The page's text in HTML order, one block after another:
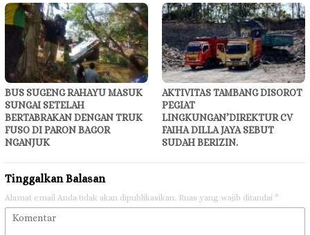
BUS SUGENG RAHAYU MASUK
SUNGAI SETELAH
BERTABRAKAN DENGAN TRUK
FUSO DI PARON BAGOR
NGANJUK
AKTIVITAS TAMBANG DISOROT
PEGIAT
LINGKUNGAN’DIREKTUR CV
FAIHA DILLA JAYA SEBUT
SUDAH BERIZIN.
Tinggalkan Balasan
Alamat email Anda tidak akan dipublikasikan. Ruas yang wajib ditandai *